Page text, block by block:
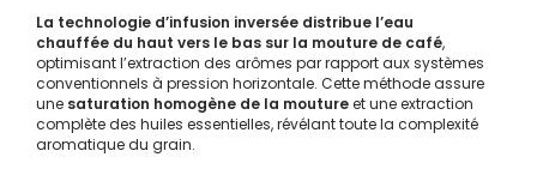
La technologie d’infusion inversée distribue l’eau
chauffée du haut vers le bas sur la mouture de café,
optimisant l’extraction des arômes par rapport aux systèmes
conventionnels à pression horizontale. Cette méthode assure
une saturation homogène de la moutureet une extraction
complète des huiles essentielles, révélant toute la complexité
aromatique du grain.